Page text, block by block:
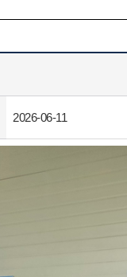
2026-06-11